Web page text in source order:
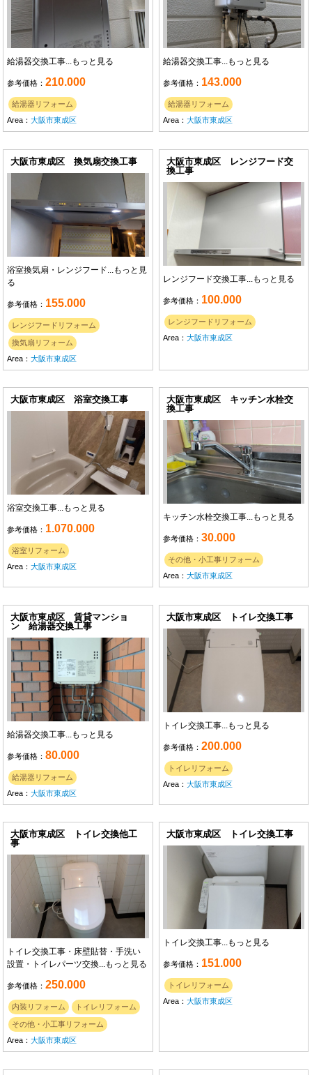
給湯器交換工事...もっと見る
参考価格：210.000
給湯器リフォーム
Area：大阪市東成区
給湯器交換工事...もっと見る
参考価格： 143.000
給湯器リフォーム
Area：大阪市東成区
大阪市東成区 換気扇交換工事
浴室換気扇・レンジフード...
もっと見
る
参考価格： 155.000
レンジフードリフォーム
換気扇リフォーム
Area：大阪市東成区
大阪市東成区 レンジフード交
換工事
レンジフード交換工事... もっと見る
参考価格： 100.000
レンジフードリフォーム
Area：大阪市東成区
大阪市東成区 浴室交換工事
浴室交換工事...もっと見る
参考価格： 1.070.000
浴室リフォーム
Area：大阪市東成区
大阪市東成区 キッチン水栓交
換工事
キッチン水栓交換工事...もっと見る
参考価格：30.000
その他・小工事リフォーム
Area：大阪市東成区
大阪市東成区 賃貸マンショ
ン 給湯器交換工事
給湯器交換工事... もっと見る
参考価格：80.000
給湯器リフォーム
Area：大阪市東成区
大阪市東成区 トイレ交換工事
トイレ交換工事... もっと見る
参考価格：200.000
トイレリフォーム
Area：大阪市東成区
大阪市東成区 トイレ交換他工
事
トイレ交換工事・床壁貼替・手洗い
設置・トイレパーツ交換...もっと見る
参考価格：250.000
内装リフォーム トイレリフォーム
その他・小工事リフォーム
Area：大阪市東成区
大阪市東成区 トイレ交換工事
トイレ交換工事...もっと見る
参考価格： 151.000
トイレリフォーム
Area：大阪市東成区